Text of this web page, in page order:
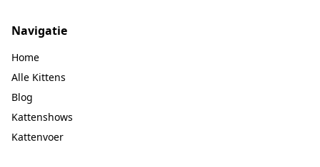
Navigatie
Home
Alle Kittens
Blog
Kattenshows
Kattenvoer